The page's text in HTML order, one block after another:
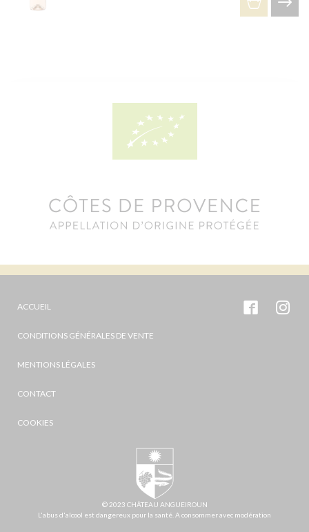
ACCUEIL
CONDITIONS GÉNÉRALES DE VENTE
MENTIONS LÉGALES
CONTACT
COOKIES
© 2023 CHÂTEAU ANGUEIROUN
L'abus d'alcool est dangereux pour la santé. A consommer avec modération